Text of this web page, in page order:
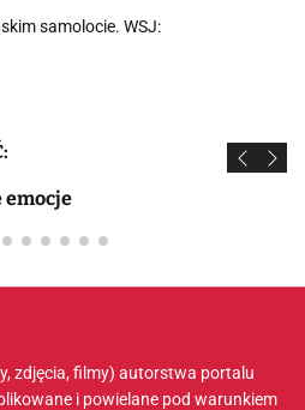
samolocie. WSJ:
emocje
zdjęcia, filmy) autorstwa portalu
i powielane pod warunkiem